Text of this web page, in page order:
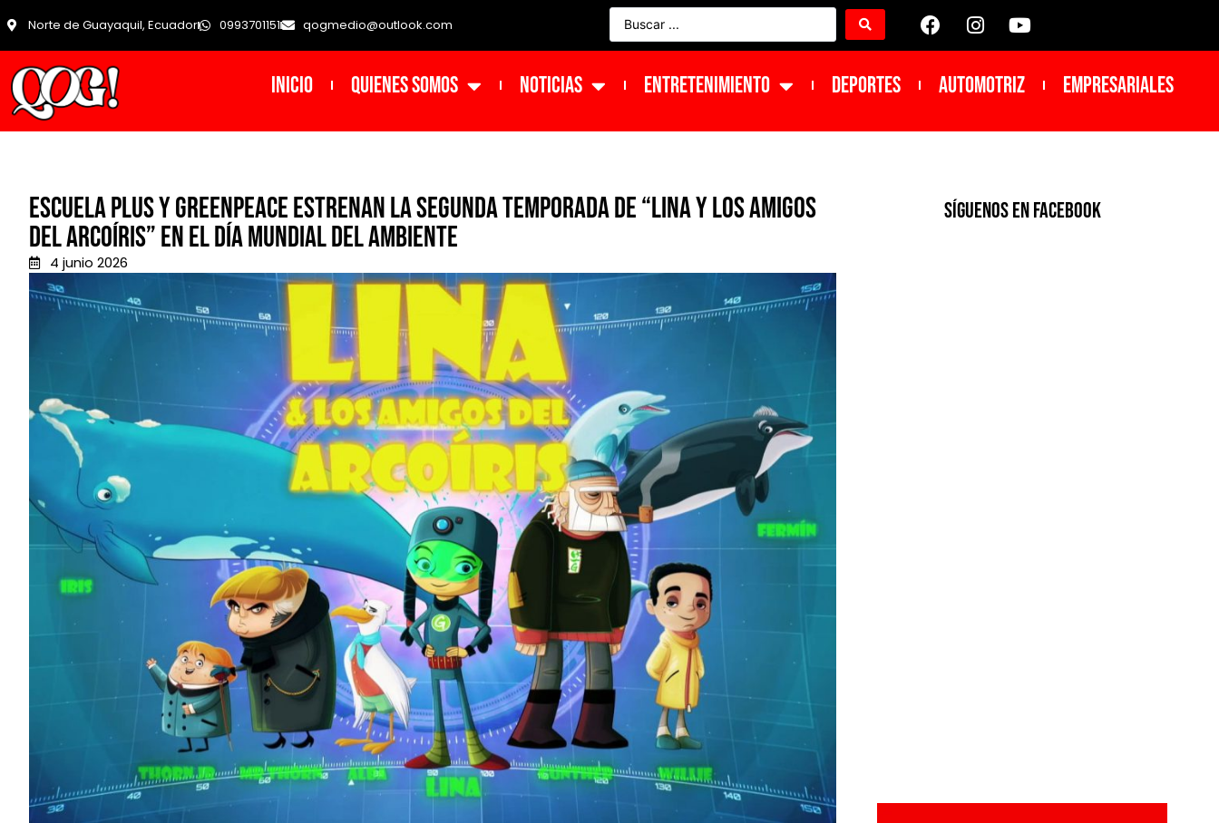
Norte de Guayaquil, Ecuador 0993701151 qogmedio@outlook.com
INICIO Quienes Somos NOTICIAS ENTRETENIMIENTO DEPORTES Automotriz Empresariales
Escuela Plus y Greenpeace estrenan la segunda temporada de “Lina y los amigos
del arcoíris” en el Día Mundial del Ambiente
4 junio 2026
SíGUENOS EN FACEBOOK